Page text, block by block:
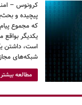
کرونوس –
پیچیده و
که مجموع
یکدیگر بواقع
است، داشتن
شبکه‌های
مطالعه